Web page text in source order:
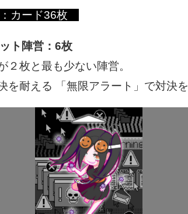
カード36枚
ト陣営：6枚
２枚と最も少ない陣営。
を耐える 「無限アラート」で対決